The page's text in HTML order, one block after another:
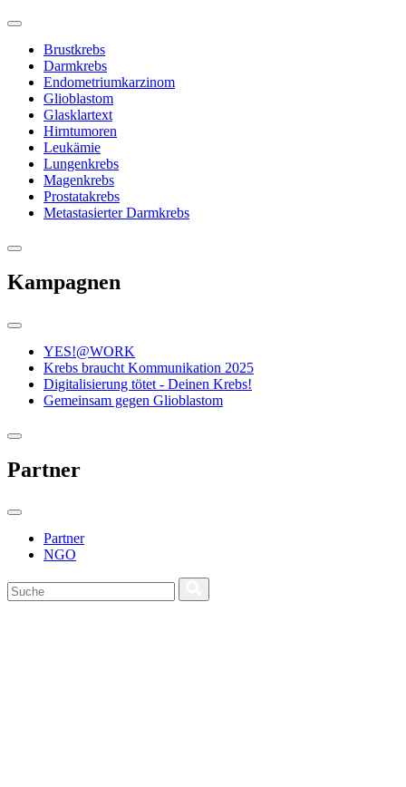
Brustkrebs
Darmkrebs
Endometriumkarzinom
Glioblastom
Glasklartext
Hirntumoren
Leukämie
Lungenkrebs
Magenkrebs
Prostatakrebs
Metastasierter Darmkrebs
Kampagnen
YES!@WORK
Krebs braucht Kommunikation 2025
Digitalisierung tötet - Deinen Krebs!
Gemeinsam gegen Glioblastom
Partner
Partner
NGO